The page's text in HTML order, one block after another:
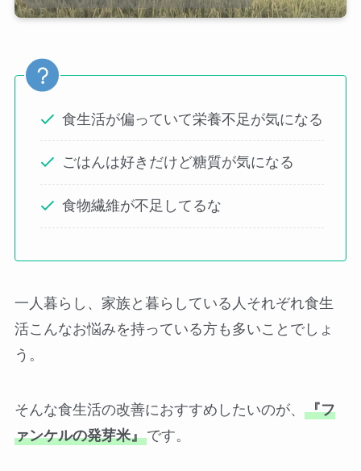
食生活が偏っていて栄養不足が気になる
ごはんは好きだけど糖質が気になる
食物繊維が不足してるな
一人暮らし、家族と暮らしている人それぞれ食生
活こんなお悩みを持っている方も多いことでしょ
う。
そんな食生活の改善におすすめしたいのが、 『フ
ァンケルの発芽米』です。